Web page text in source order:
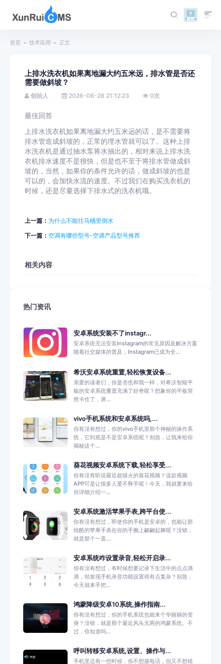
首页 技术应用 正文
上排水洗衣机如果离地漏大约五米远，排水管是否还
需要做斜坡？
创始人 2026-06-28 21:12:23 0次
最佳回答
上排水洗衣机如果离地漏大约五米远的话，是不需要将
排水管造成斜坡的，正常的埋水管就可以了。这种上排
水洗衣机是通过抽水泵将水抽出的，相对来说上排水洗
衣机排水速度不是很快，但是也不至于将排水管做成斜
坡的，当然，如果你的条件允许的话，做成斜坡的也是
可以的，会加快水流的速度。不过我们在购买洗衣机的
时候，还是尽量选择下排水式的洗衣机哦。
上一篇： 为什么不能往马桶里倒水
下一篇： 空调有哪些型号-空调产品型号推荐
相关内容
热门资讯
安卓系统安装不了instagr...
安卓系统无法安装Instagram的常见原因及解决方案
随着社交媒体的普及，Instagram已成为全...
希沃安卓系统重置,轻松恢复设备...
亲爱的读者们，你是否也和我一样，对希沃智能平
板的安卓系统重置充满了好奇呢？想象你的平板突
然卡住了，屏...
vivo手机系统和安卓系统吗,...
你有没有想过，你的vivo手机里那个神秘的操作系
统，它到底是不是安卓系统呢？别急，让我来给你
揭秘这个...
葵花视频安卓系统下载,轻松享受...
你有没有听说最近超级火的葵花视频？这款视频
APP可是让很多人爱不释手呢！今天，我就要来给
你详细介绍一...
安卓系统激活苹果手表,跨平台使...
你有没有想过，即使你的手机是安卓的，也能让那
炫酷的苹果手表在你的手腕上翩翩起舞呢？没错，
就是那个一直...
安卓系统咋设置录音,轻松开启录...
你有没有想过，有时候想要记录下生活中的点点滴
滴，却发现手机录音功能设置得有点复杂？别急，
今天就来手把...
鸿蒙降级安卓10系统,操作指南...
你有没有想过，你的手机系统也能来个华丽丽的变
身？没错，就是那个最近风头无两的鸿蒙系统。不
过，你知道吗...
呼叫转移安卓系统,设置、操作与...
手机里总有一些时候，你不想接电话，但又不想错